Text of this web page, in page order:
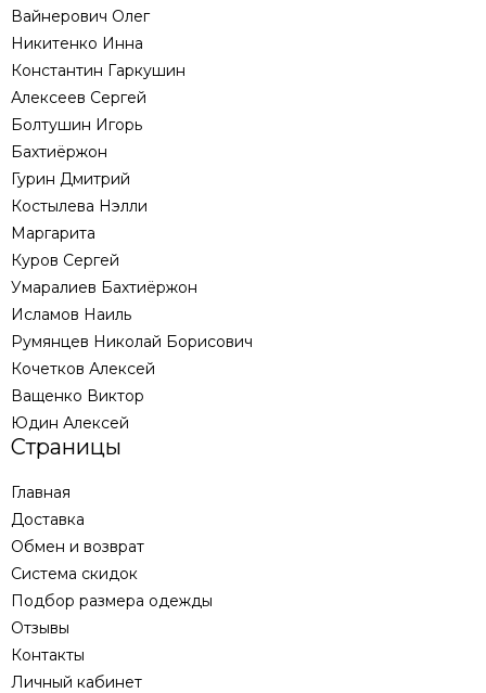
Вайнерович Олег
Никитенко Инна
Константин Гаркушин
Алексеев Сергей
Болтушин Игорь
Бахтиёржон
Гурин Дмитрий
Костылева Нэлли
Маргарита
Куров Сергей
Умаралиев Бахтиёржон
Исламов Наиль
Румянцев Николай Борисович
Кочетков Алексей
Ващенко Виктор
Юдин Алексей
Страницы
Главная
Доставка
Обмен и возврат
Система скидок
Подбор размера одежды
Отзывы
Контакты
Личный кабинет